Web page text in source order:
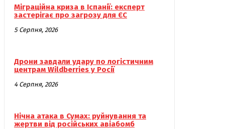
Міграційна криза в Іспанії: експерт
застерігає про загрозу для ЄС
5 Серпня, 2026
Дрони завдали удару по логістичним
центрам Wildberries у Росії
4 Серпня, 2026
Нічна атака в Сумах: руйнування та
жертви від російських авіабомб